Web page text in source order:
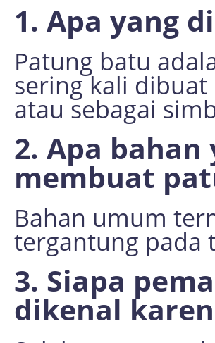
1. Apa yang
Patung batu
sering kali
atau sebagai
2. Apa
membuat
Bahan umum
tergantung pada
3. Siapa
dikenal